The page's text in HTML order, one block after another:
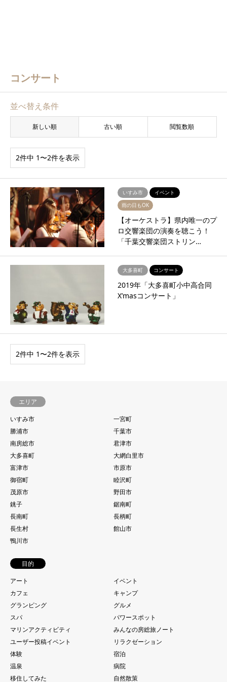
コンサート
並べ替え条件
新しい順 古い順 閲覧数順
2件中 1〜2件を表示
いすみ市
イベント
雨の日もOK
【オーケストラ】県内唯一のプ
ロ交響楽団の演奏を聴こう！
「千葉交響楽団ストリン…
大多喜町 コンサート
2019年「大多喜町小中高合同
X’masコンサート」
2件中 1〜2件を表示
エリア
いすみ市
一宮町
勝浦市
千葉市
南房総市
君津市
大多喜町
大網白里市
富津市
市原市
御宿町
睦沢町
茂原市
野田市
銚子
鋸南町
長南町
長柄町
長生村
館山市
鴨川市
目的
アート
イベント
カフェ
キャンプ
グランピング
グルメ
スパ
パワースポット
マリンアクティビティ
みんなの房総旅ノート
ユーザー投稿イベント
リラクゼーション
体験
宿泊
温泉
病院
移住してみた
自然散策